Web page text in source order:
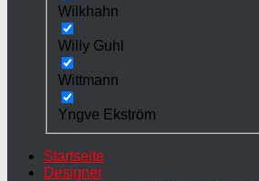
Wilkhahn
Willy Guhl
Wittmann
Yngve Ekström
Startseite
Designer